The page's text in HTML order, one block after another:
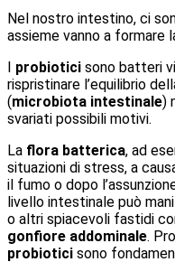
Nel nostro intestino, ci
assieme vanno a formare
I probiotici sono batteri
rispristinare l’equilibrio
(microbiota intestinale)
svariati possibili motivi.
La flora batterica, ad
situazioni di stress, a
il fumo o dopo
livello intestinale può
o altri spiacevoli fastidi
gonfiore addominale.
probiotici sono